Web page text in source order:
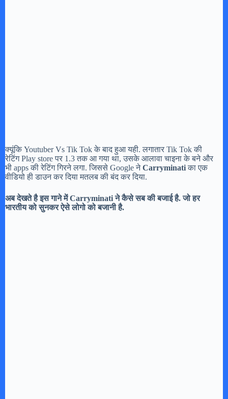
क्यूंकि Youtuber Vs Tik Tok के बाद हुआ यही. लगातार Tik Tok की
रेटिंग Play store पर 1.3 तक आ गया था, उसके आलावा चाइना के बने और
भी apps की रेटिंग गिरने लगा. जिससे Google नेCarryminatiका एक
वीडियो ही डाउन कर दिया मतलब की बंद कर दिया.
अब देखते है इस गाने में Carryminati ने कैसे सब की बजाई है. जो हर
भारतीय को सुनकर ऐसे लोगो को बजानी है.